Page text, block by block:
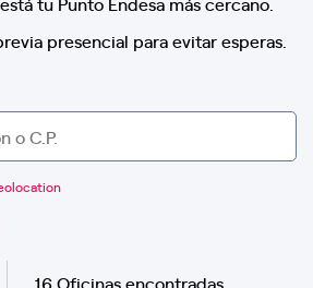
presencial para evitar esperas.
16 Oficinas encontradas